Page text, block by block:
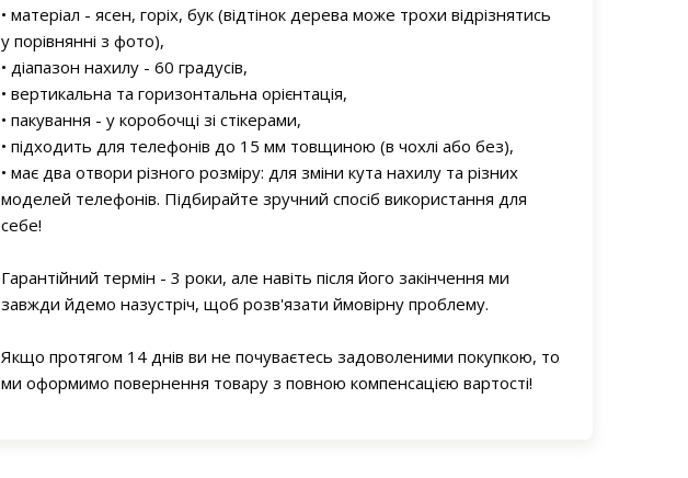
• матеріал - ясен, горіх, бук (відтінок дерева може трохи відрізнятись
у порівнянні з фото),
• діапазон нахилу - 60 градусів,
• вертикальна та горизонтальна орієнтація,
• пакування - у коробочці зі стікерами,
• підходить для телефонів до 15 мм товщиною (в чохлі або без),
• має два отвори різного розміру: для зміни кута нахилу та різних
моделей телефонів. Підбирайте зручний спосіб використання для
себе!
Гарантійний термін - 3 роки, але навіть після його закінчення ми
завжди йдемо назустріч, щоб розв'язати ймовірну проблему.
Якщо протягом 14 днів ви не почуваєтесь задоволеними покупкою, то
ми оформимо повернення товару з повною компенсацією вартості!